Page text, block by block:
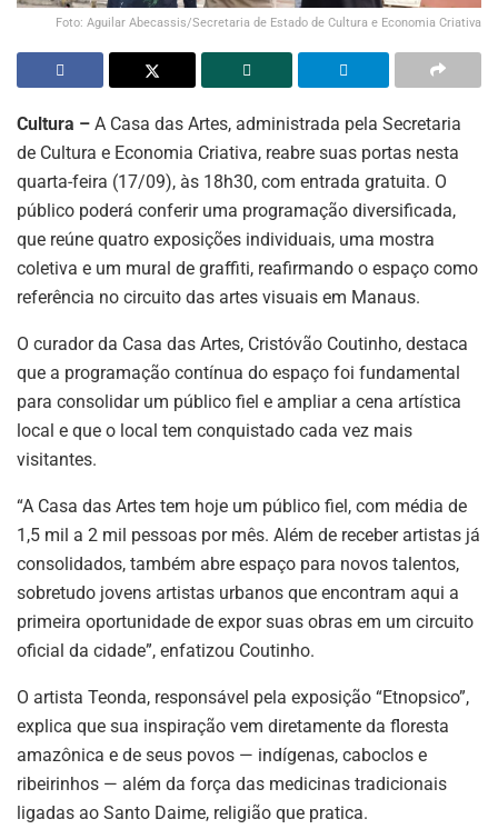
Foto: Aguilar Abecassis/Secretaria de Estado de Cultura e Economia Criativa
Cultura – A Casa das Artes, administrada pela Secretaria
de Cultura e Economia Criativa, reabre suas portas nesta
quarta-feira (17/09), às 18h30, com entrada gratuita. O
público poderá conferir uma programação diversificada,
que reúne quatro exposições individuais, uma mostra
coletiva e um mural de graffiti, reafirmando o espaço como
referência no circuito das artes visuais em Manaus.
O curador da Casa das Artes, Cristóvão Coutinho, destaca
que a programação contínua do espaço foi fundamental
para consolidar um público fiel e ampliar a cena artística
local e que o local tem conquistado cada vez mais
visitantes.
“A Casa das Artes tem hoje um público fiel, com média de
1,5 mil a 2 mil pessoas por mês. Além de receber artistas já
consolidados, também abre espaço para novos talentos,
sobretudo jovens artistas urbanos que encontram aqui a
primeira oportunidade de expor suas obras em um circuito
oficial da cidade”, enfatizou Coutinho.
O artista Teonda, responsável pela exposição “Etnopsico”,
explica que sua inspiração vem diretamente da floresta
amazônica e de seus povos — indígenas, caboclos e
ribeirinhos — além da força das medicinas tradicionais
ligadas ao Santo Daime, religião que pratica.